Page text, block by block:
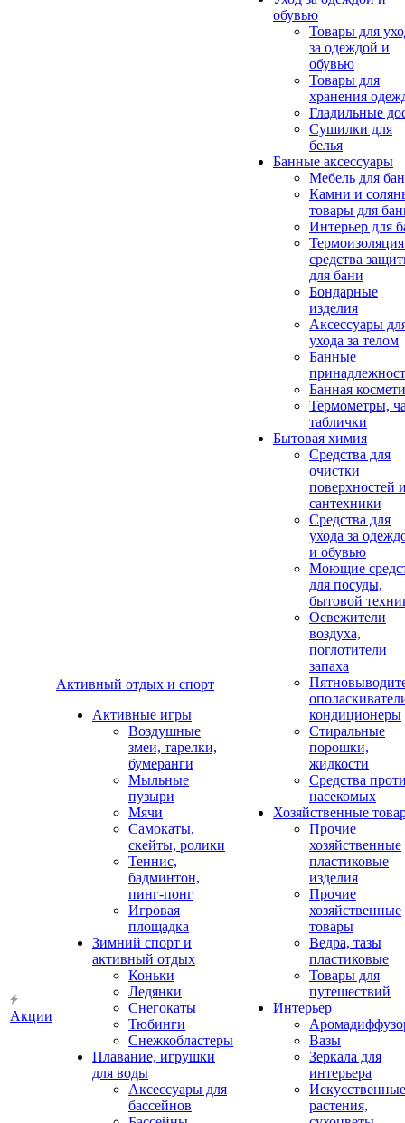
Акции
Активный отдых и спорт
Активные игры
Воздушные
змеи, тарелки,
бумеранги
Мыльные
пузыри
Мячи
Самокаты,
скейты, ролики
Теннис,
бадминтон,
пинг-понг
Игровая
площадка
Зимний спорт и
активный отдых
Коньки
Ледянки
Снегокаты
Тюбинги
Снежкобластеры
Плавание, игрушки
для воды
Аксессуары для
бассейнов
обувью
Товары для
за одеждой и
обувью
Товары для
хранения
Гладильные
Сушилки для
белья
Банные аксессуары
Мебель для
Камни и
товары для
Интерьер для
средства
для бани
Бондарные
изделия
Аксеcсуары
ухода за телом
Банные
Банная
Термометры,
таблички
Бытовая химия
Средства для
очистки
поверхностей
сантехники
Средства для
ухода за
и обувью
Моющие
для посуды,
бытовой
Освежители
воздуха,
поглотители
запаха
кондиционеры
Стиральные
порошки,
жидкости
Средства
насекомых
Хозяйственные
Прочие
хозяйственные
пластиковые
изделия
Прочие
хозяйственные
товары
Ведра, тазы
пластиковые
Товары для
путешествий
Интерьер
Вазы
Зеркала для
интерьера
Искусственные
растения,